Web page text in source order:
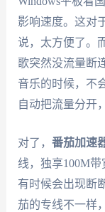
影响速度。这对
说，太方便了。
歌突然没流量断
音乐的时候，不
自动把流量分开
对了， 番茄加速
线，独享100M带
有时候会出现断
茄的专线不一样